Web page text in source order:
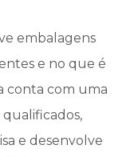
embalagens
e no que é
conta com uma
e desenvolve